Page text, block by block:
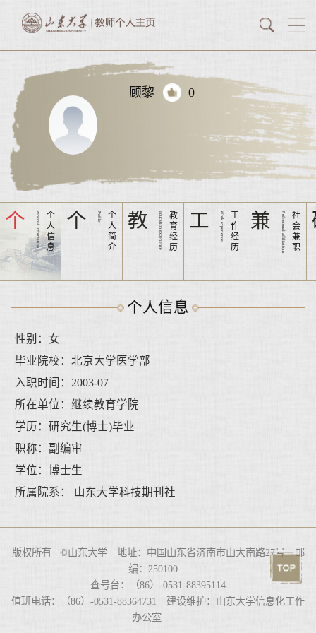
顾黎 0
个 Personal information
个
人
信
息
个 Profile
个
人
简
介
教 Education experience
教
育
经
历
工 Work experience
工
作
经
历
兼 Professional affiliations
社
会
兼
职
个人信息
性别：女
毕业院校：北京大学医学部
入职时间：2003-07
所在单位：继续教育学院
学历：研究生(博士)毕业
职称：副编审
学位：博士生
所属院系： 山东大学科技期刊社
版权所有 ©山东大学 地址：中国山东省济南市山大南路27号 邮
编：250100
查号台：（86）-0531-88395114
值班电话：（86）-0531-88364731 建设维护：山东大学信息化工作
办公室